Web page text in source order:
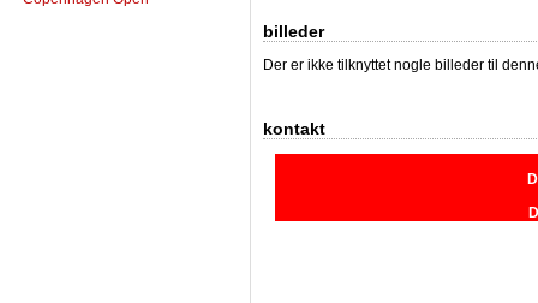
billeder
Der er ikke tilknyttet nogle billeder til
kontakt